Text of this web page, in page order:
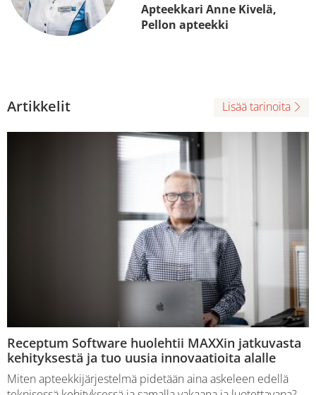
Apteekkari Anne Kivelä,
Pellon apteekki
Artikkelit Lisää tarinoita
Receptum Software huolehtii MAXXin jatkuvasta
kehityksestä ja tuo uusia innovaatioita alalle
Miten apteekkijärjestelmä pidetään aina askeleen edellä